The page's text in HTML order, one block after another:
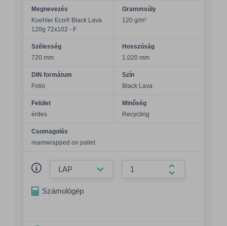
Megnevezés
Koehler Eco® Black Lava
120g 72x102 - F
Grammsúly
120 g/m²
Szélesség
720 mm
Hosszúság
1.020 mm
DIN formátum
Folio
Szín
Black Lava
Felület
érdes
Minőség
Recycling
Csomagolás
reamwrapped on pallet
Összeg
Számológép